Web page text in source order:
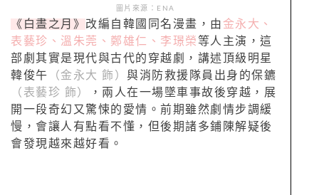
圖片來源：ENA
《白晝之月》 改編自韓國同名漫畫，由 金永大、
表藝珍、溫朱莞、鄭雄仁、李璟榮等人主演，這
部劇其實是現代與古代的穿越劇，講述頂級明星
韓俊午 （金永大 飾） 與消防救援隊員出身的保鑣
（表藝珍 飾）
，兩人在一場墜車事故後穿越，展
開一段奇幻又驚悚的愛情。前期雖然劇情步調緩
慢，會讓人有點看不懂，但後期諸多鋪陳解疑後
會發現越來越好看。